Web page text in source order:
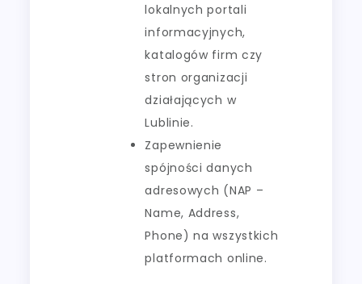
lokalnych portali
informacyjnych,
katalogów firm czy
stron organizacji
działających w
Lublinie.
Zapewnienie
spójności danych
adresowych (NAP –
Name, Address,
Phone) na wszystkich
platformach online.